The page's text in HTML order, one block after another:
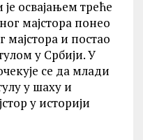
освајањем треће
мајстора понео
и постао
у Србији. У
се да млади
у шаху и
у историји